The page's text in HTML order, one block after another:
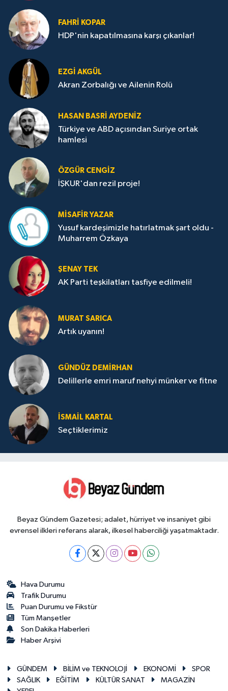
FAHRI KOPAR
HDP'nin kapatılmasına karşı çıkanlar!
EZGI AKGÜL
Akran Zorbalığı ve Ailenin Rolü
HASAN BASRI AYDENIZ
Türkiye ve ABD açısından Suriye ortak
hamlesi
ÖZGÜR CENGIZ
İŞKUR'dan rezil proje!
MISAFIR YAZAR
Yusuf kardeşimizle hatırlatmak şart oldu -
Muharrem Özkaya
ŞENAY TEK
AK Parti teşkilatları tasfiye edilmeli!
MURAT SARICA
Artık uyanın!
GÜNDÜZ DEMIRHAN
Delillerle emri maruf nehyi münker ve fitne
İSMAIL KARTAL
Seçtiklerimiz
Beyaz Gündem Gazetesi; adalet, hürriyet ve insaniyet gibi
evrensel ilkleri referans alarak, ilkesel haberciliği yaşatmaktadır.
Hava Durumu
Trafik Durumu
Puan Durumu ve Fikstür
Tüm Manşetler
Son Dakika Haberleri
Haber Arşivi
GÜNDEM BİLİM ve TEKNOLOJİ EKONOMİ
SPOR
SAĞLIK
EĞİTİM KÜLTÜR SANAT
MAGAZİN